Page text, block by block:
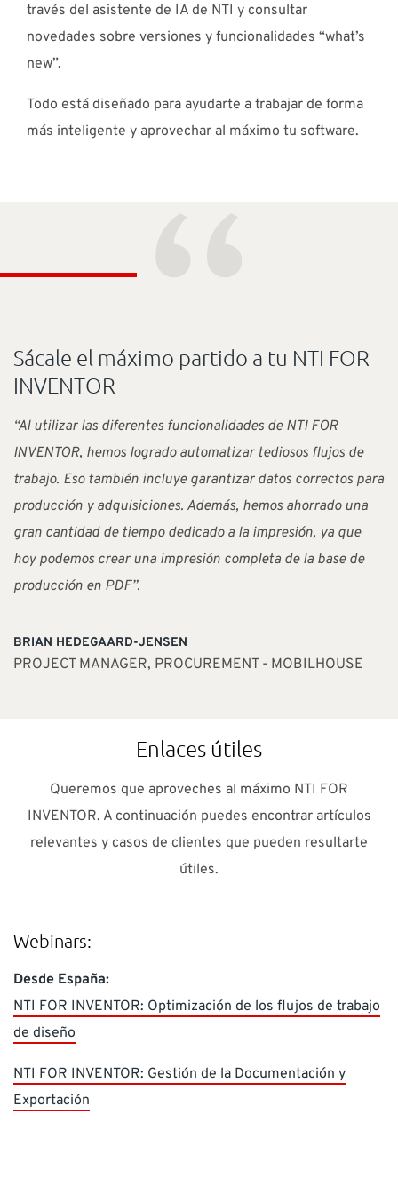
través del asistente de IA de NTI y consultar
novedades sobre versiones y funcionalidades “what’s
new”.
Todo está diseñado para ayudarte a trabajar de forma
más inteligente y aprovechar al máximo tu software.
“
Sácale el máximo partido a tu NTI FOR
INVENTOR
“Al utilizar las diferentes funcionalidades de NTI FOR
INVENTOR, hemos logrado automatizar tediosos flujos de
trabajo. Eso también incluye garantizar datos correctos para
producción y adquisiciones. Además, hemos ahorrado una
gran cantidad de tiempo dedicado a la impresión, ya que
hoy podemos crear una impresión completa de la base de
producción en PDF”.
BRIAN HEDEGAARD-JENSEN
PROJECT MANAGER, PROCUREMENT - MOBILHOUSE
Enlaces útiles
Queremos que aproveches al máximo NTI FOR
INVENTOR. A continuación puedes encontrar artículos
relevantes y casos de clientes que pueden resultarte
útiles.
Webinars:
Desde España:
NTI FOR INVENTOR: Optimización de los flujos de trabajo
de diseño
NTI FOR INVENTOR: Gestión de la Documentación y
Exportación